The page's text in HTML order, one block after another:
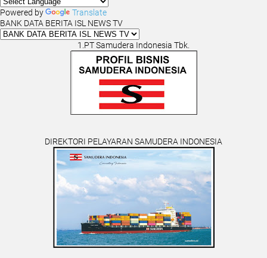
Powered by
Translate
BANK DATA BERITA ISL NEWS TV
1.PT Samudera Indonesia Tbk.
DIREKTORI PELAYARAN SAMUDERA INDONESIA